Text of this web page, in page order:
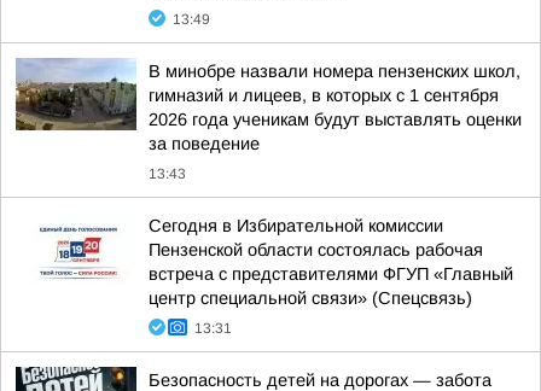
13:49
В минобре назвали номера пензенских школ,
гимназий и лицеев, в которых с 1 сентября
2026 года ученикам будут выставлять оценки
за поведение
13:43
Сегодня в Избирательной комиссии
Пензенской области состоялась рабочая
встреча с представителями ФГУП «Главный
центр специальной связи» (Спецсвязь)
13:31
Безопасность детей на дорогах — забота